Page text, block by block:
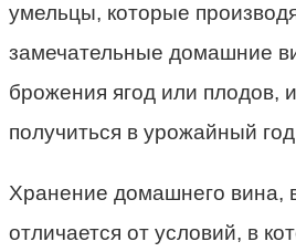
умельцы, которые
замечательные домашние
брожения ягод или плодов,
получиться в урожайный
Хранение домашнего вина,
отличается от условий, в